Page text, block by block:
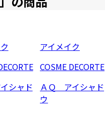
シャド
アイメイク
COSME DECORTE
ＡＱ アイシャド
ウ